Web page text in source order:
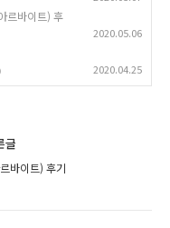
르바이트) 후
2020.05.06
2020.04.25
글
바이트) 후기